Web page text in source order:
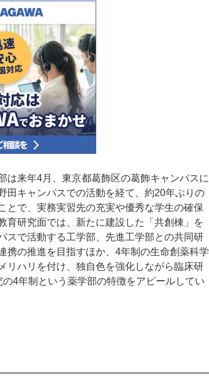
は来年4月、東京都葛飾区の葛飾キャンパスに
田キャンパスでの活動を経て、約20年ぶりの
とで、実務実習先の充実や優秀な学生の確保
育研究面では、新たに建設した「共創棟」を
スで活動する工学部、先進工学部との共同研
携の推進を目指すほか、4年制の生命創薬科学
リハリを付け、独自色を強化しながら臨床研
4年制という薬学部の特徴をアピールしてい